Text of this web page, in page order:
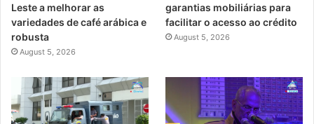
Leste a melhorar as
variedades de café arábica e
robusta
August 5, 2026
garantias mobiliárias para
facilitar o acesso ao crédito
August 5, 2026